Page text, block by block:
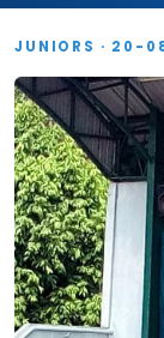
JUNIORS · 20-